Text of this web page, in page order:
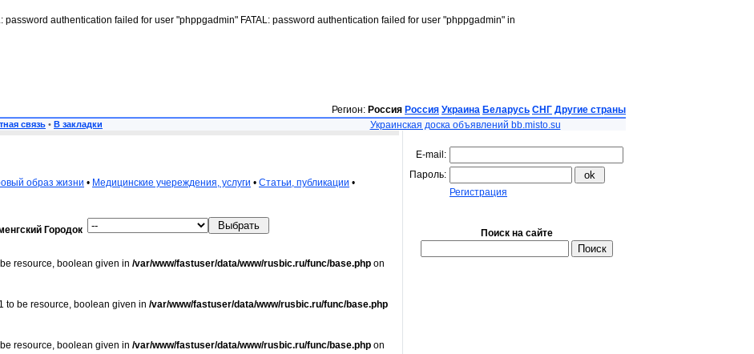
password authentication failed for user "phppgadmin" FATAL: password authentication failed for user "phppgadmin" in
Регион: Россия Россия Украина Беларусь СНГ Другие страны
связь • В закладки Украинская доска объявлений bb.misto.su
образ жизни • Медицинские учереждения, услуги • Статьи, публикации •
Городок
resource, boolean given in /var/www/fastuser/data/www/rusbic.ru/func/base.php on
to be resource, boolean given in /var/www/fastuser/data/www/rusbic.ru/func/base.php
resource, boolean given in /var/www/fastuser/data/www/rusbic.ru/func/base.php on
E-mail:
Пароль:
Регистрация
Поиск на сайте